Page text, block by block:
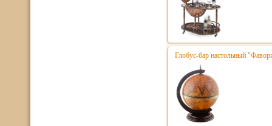
Глобус-бар настольный